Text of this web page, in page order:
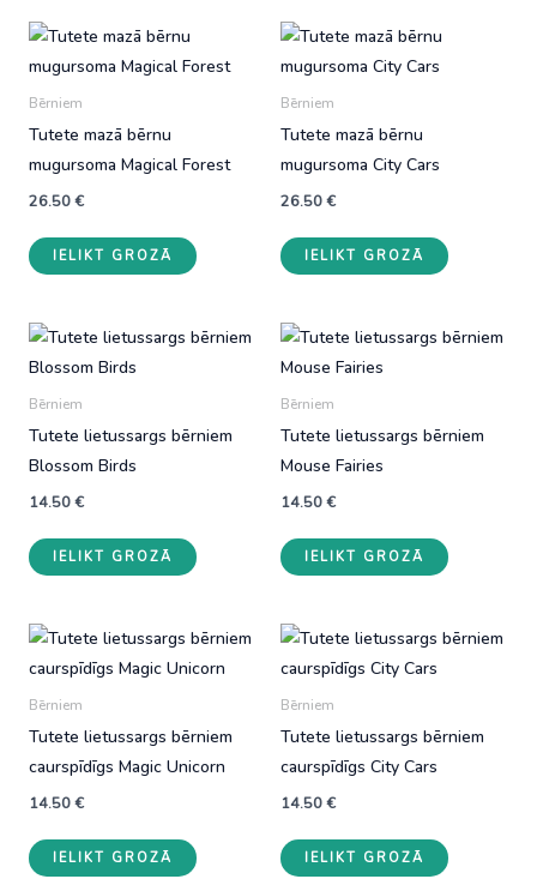
Bērniem
Tutete mazā bērnu
mugursoma Magical Forest
26.50€
IELIKT GROZĀ
Bērniem
Tutete mazā bērnu
mugursoma City Cars
26.50€
IELIKT GROZĀ
Bērniem
Tutete lietussargs bērniem
Blossom Birds
14.50€
IELIKT GROZĀ
Bērniem
Tutete lietussargs bērniem
Mouse Fairies
14.50€
IELIKT GROZĀ
Bērniem
Tutete lietussargs bērniem
caurspīdīgs Magic Unicorn
14.50€
IELIKT GROZĀ
Bērniem
Tutete lietussargs bērniem
caurspīdīgs City Cars
14.50€
IELIKT GROZĀ